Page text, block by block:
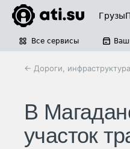
Грузы
Все сервисы
← Дороги, инфраструктура
В
участок